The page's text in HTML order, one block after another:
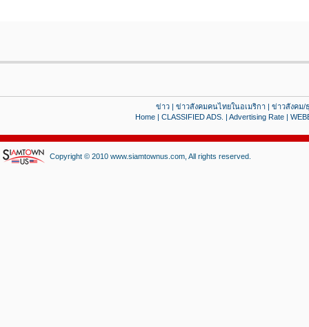
ข่าว| ข่าวสังคมคนไทยในอเมริกา| ข่าวสังคม/
Home| CLASSIFIED ADS. | Advertising Rate|
Copyright © 2010 www.siamtownus.com, All rights reserved.